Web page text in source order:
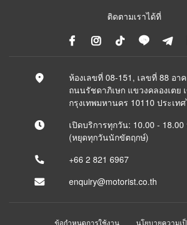
ติดตามเราได้ที่
ห้องเลขที่ 08-151, เลขที่ 88 อา
ถนนรัชดาภิเษก แขวงคลองเตย
กรุงเทพมหานคร 10110 ประเท
เปิดบริการทุกวัน: 10.00 - 18.00
(หยุดทุกวันนักขัตฤกษ์)
+66 2 821 6967
enquiry@motorist.co.th
ข้อกำหนดการใช้งาน นโยบายความเ